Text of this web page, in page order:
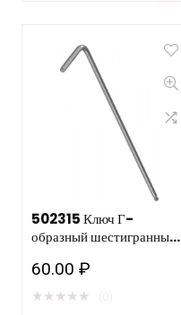
502315 Ключ Г-
образный шестигранный с
60.00₽
★ ★ ★ ★ ★